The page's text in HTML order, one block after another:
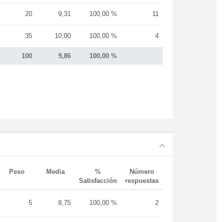
100 9,86 100,00 %
20 9,31 100,00 % 11
35 10,00 100,00 % 4
Peso Media
%
Satisfacción
Número
respuestas
5 8,75 100,00 % 2